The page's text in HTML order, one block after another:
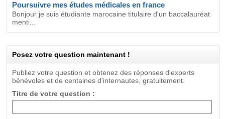
Poursuivre mes études médicales en france
Bonjour je suis étudiante marocaine titulaire d'un baccalauréat
menti...
Posez votre question maintenant !
Publiez votre question et obtenez des réponses d'experts
bénévoles et de centaines d'internautes, gratuitement.
Titre de votre question :